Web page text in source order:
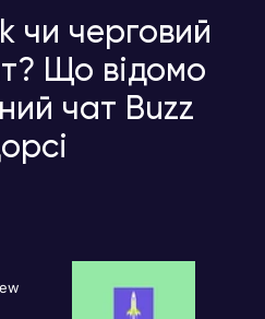
чи черговий
Що відомо
чат Buzz